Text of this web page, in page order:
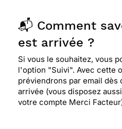
📬 Comment
est arrivée ?
Si vous le souhaitez, vous
l'option "Suivi". Avec cette
préviendrons par email dès
arrivée (vous disposez
votre compte Merci